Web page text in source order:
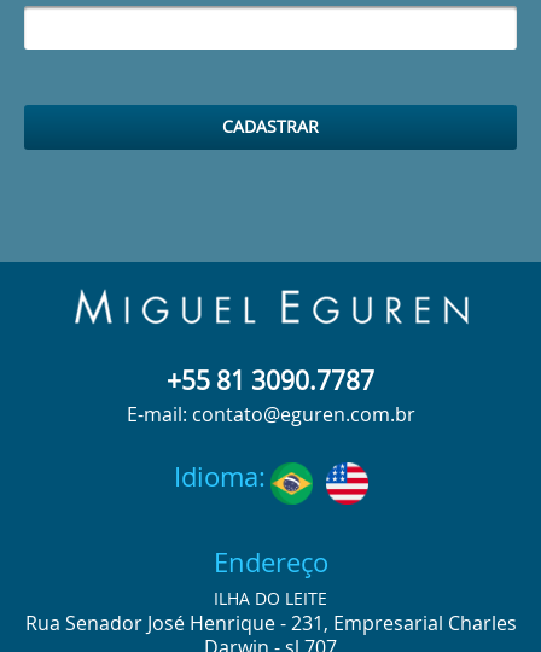
+55 81 3090.7787
E-mail: contato@eguren.com.br
Idioma:
Endereço
ILHA DO LEITE
Rua Senador José Henrique - 231, Empresarial Charles